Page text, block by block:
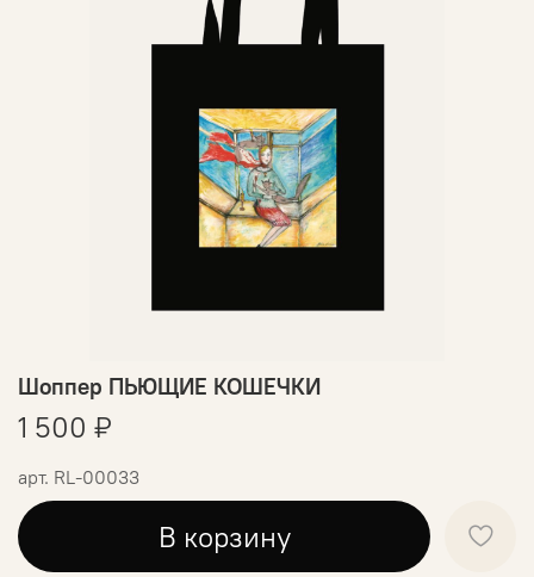
арт. RL-00033
Шоппер ПЬЮЩИЕ КОШЕЧКИ
1 500 ₽
В корзину